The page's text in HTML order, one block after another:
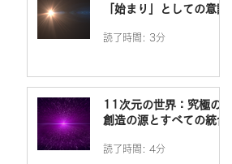
「始まり」としての意識
読了時間: 3分
11次元の世界：究極の
創造の源とすべての統合
読了時間: 4分